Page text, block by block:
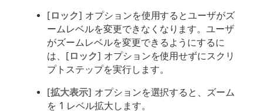
[ ロック] オプションを使用するとユーザがズ
ームレベルを変更できなくなります。ユーザ
がズームレベルを変更できるようにするに
は、[ ロック] オプションを使用せずにスクリ
プトステップを実行します。
[拡大表示] オプションを選択すると、ズーム
を 1 レベル拡大します。